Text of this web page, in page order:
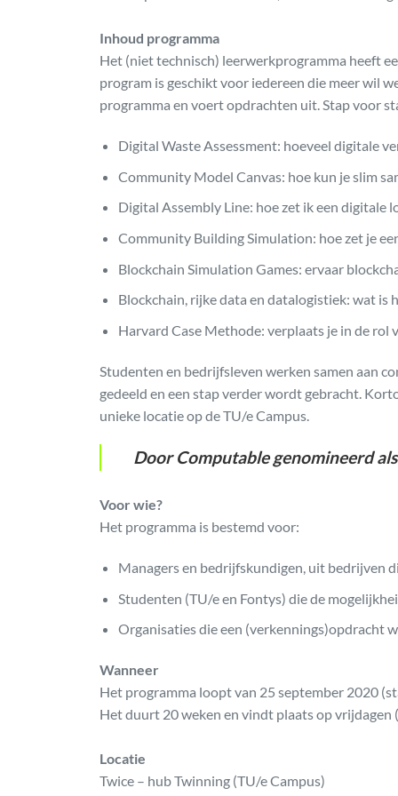
Inhoud programma
Het (niet technisch) leerwerkprogramma heeft
program is geschikt voor iedereen die meer wil
programma en voert opdrachten uit. Stap voor
Digital Waste Assessment: hoeveel digitale
Community Model Canvas: hoe kun je slim
Digital Assembly Line: hoe zet ik een digitale
Community Building Simulation: hoe zet je
Blockchain Simulation Games: ervaar
Blockchain, rijke data en datalogistiek: wat is
Harvard Case Methode: verplaats je in de rol
Studenten en bedrijfsleven werken samen aan
gedeeld en een stap verder wordt gebracht.
unieke locatie op de TU/e Campus.
Door Computable genomineerd
Voor wie?
Het programma is bestemd voor:
Managers en bedrijfskundigen, uit bedrijven
Studenten (TU/e en Fontys) die de
Organisaties die een (verkennings)opdracht
Wanneer
Het programma loopt van 25 september 2020
Het duurt 20 weken en vindt plaats op vrijdagen
Locatie
Twice – hub Twinning (TU/e Campus)